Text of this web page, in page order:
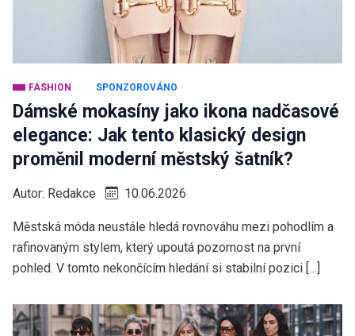
FASHION SPONZOROVÁNO
Dámské mokasíny jako ikona nadčasové
elegance: Jak tento klasický design
proměnil moderní městský šatník?
Autor: Redakce 10.06.2026
Městská móda neustále hledá rovnováhu mezi pohodlím a
rafinovaným stylem, který upoutá pozornost na první
pohled. V tomto nekončícím hledání si stabilní pozici […]